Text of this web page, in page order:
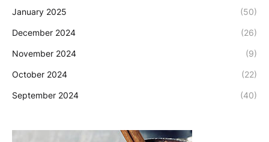
January 2025 (50)
December 2024 (26)
November 2024 (9)
October 2024 (22)
September 2024 (40)